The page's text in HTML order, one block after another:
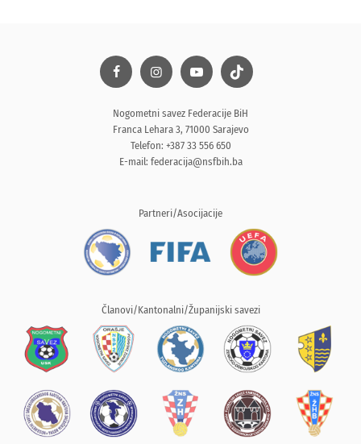
Nogometni savez Federacije BiH
Franca Lehara 3, 71000 Sarajevo
Telefon: +387 33 556 650
E-mail: federacija@nsfbih.ba
Partneri/Asocijacije
Članovi/Kantonalni/Županijski savezi